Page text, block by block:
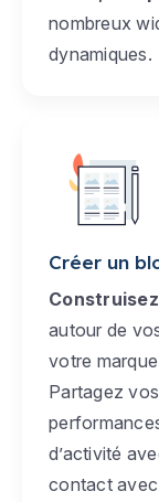
nombreux
dynamiques.
Créer un
autour de
votre
Partagez
d’activité
contact